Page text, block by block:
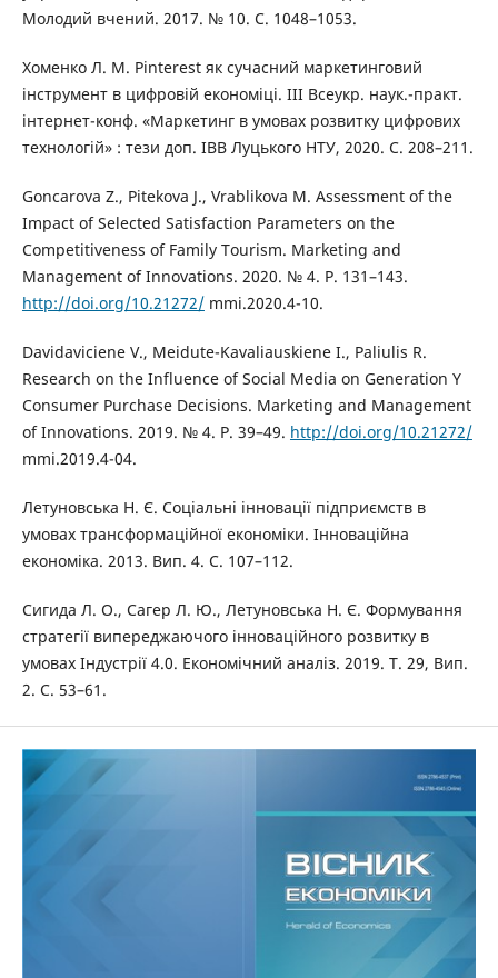
Молодий вчений. 2017. № 10. С. 1048–1053.
Хоменко Л. М. Pinterest як сучасний маркетинговий
інструмент в цифровій економіці. ІІІ Всеукр. наук.-практ.
інтернет-конф. «Маркетинг в умовах розвитку цифрових
технологій» : тези доп. ІВВ Луцького НТУ, 2020. C. 208–211.
Goncarova Z., Pitekova J., Vrablikova M. Assessment of the
Impact of Selected Satisfaction Parameters on the
Competitiveness of Family Tourism. Marketing and
Management of Innovations. 2020. № 4. Р. 131–143.
http://doi.org/10.21272/mmi.2020.4-10.
Davidaviciene V., Meidute-Kavaliauskiene I., Paliulis R.
Research on the Influence of Social Media on Generation Y
Consumer Purchase Decisions. Marketing and Management
of Innovations. 2019. № 4. Р. 39–49. http://doi.org/10.21272/
mmi.2019.4-04.
Летуновська Н. Є. Соціальні інновації підприємств в
умовах трансформаційної економіки. Інноваційна
економіка. 2013. Вип. 4. С. 107–112.
Сигида Л. О., Сагер Л. Ю., Летуновська Н. Є. Формування
стратегії випереджаючого інноваційного розвитку в
умовах Індустрії 4.0. Економічний аналіз. 2019. Т. 29, Вип.
2. С. 53–61.